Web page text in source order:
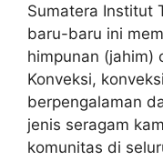
Sumatera Institut
baru-baru ini
himpunan (jahim)
Konveksi,
berpengalaman
jenis seragam
komunitas di